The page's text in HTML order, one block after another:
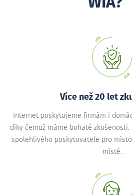
Více než 20 let
Internet poskytujeme firmám i
díky čemuž máme bohaté
spolehlivého poskytovatele pro
místě.